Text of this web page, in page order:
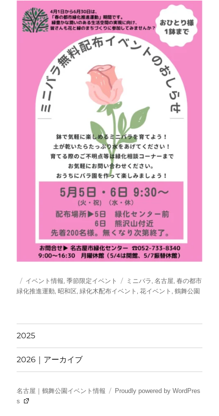
投
稿
カ
テ
イベント情報,季節限定イベント
タ
グ
ミニバラ,名古屋,春の都市
緑化推進運動,昭和区,緑化木配布イベント ,花イベント ,鶴舞公園
2025
2026｜アーカイブ
名古屋｜鶴舞公園イベント情報
Proudly powered by WordPres
s